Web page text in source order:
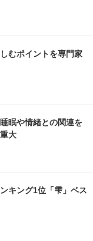
むポイントを専門家
眠や情緒との関連を
大
キング1位「雫」ベス